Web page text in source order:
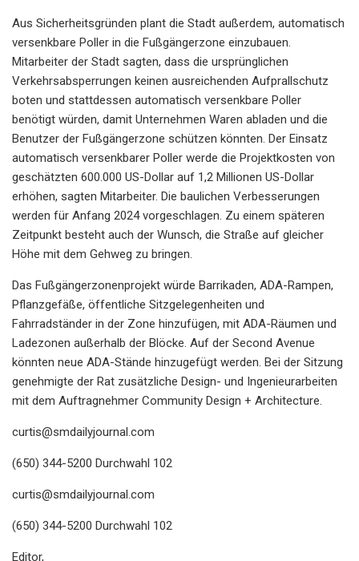
Aus Sicherheitsgründen plant die Stadt außerdem, automatisch
versenkbare Poller in die Fußgängerzone einzubauen.
Mitarbeiter der Stadt sagten, dass die ursprünglichen
Verkehrsabsperrungen keinen ausreichenden Aufprallschutz
boten und stattdessen automatisch versenkbare Poller
benötigt würden, damit Unternehmen Waren abladen und die
Benutzer der Fußgängerzone schützen könnten. Der Einsatz
automatisch versenkbarer Poller werde die Projektkosten von
geschätzten 600.000 US-Dollar auf 1,2 Millionen US-Dollar
erhöhen, sagten Mitarbeiter. Die baulichen Verbesserungen
werden für Anfang 2024 vorgeschlagen. Zu einem späteren
Zeitpunkt besteht auch der Wunsch, die Straße auf gleicher
Höhe mit dem Gehweg zu bringen.
Das Fußgängerzonenprojekt würde Barrikaden, ADA-Rampen,
Pflanzgefäße, öffentliche Sitzgelegenheiten und
Fahrradständer in der Zone hinzufügen, mit ADA-Räumen und
Ladezonen außerhalb der Blöcke. Auf der Second Avenue
könnten neue ADA-Stände hinzugefügt werden. Bei der Sitzung
genehmigte der Rat zusätzliche Design- und Ingenieurarbeiten
mit dem Auftragnehmer Community Design + Architecture.
curtis@smdailyjournal.com
(650) 344-5200 Durchwahl 102
curtis@smdailyjournal.com
(650) 344-5200 Durchwahl 102
Editor,